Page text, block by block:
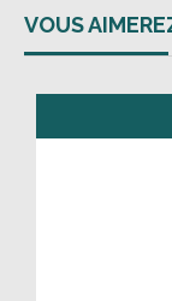
VOUS